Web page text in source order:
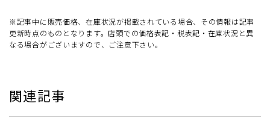
※記事中に販売価格、在庫状況が掲載されている場合、その情報は記事
更新時点のものとなります。店頭での価格表記・税表記・在庫状況と異
なる場合がございますので、ご注意下さい。
関連記事